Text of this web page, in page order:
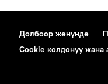
Долбоор жөнүндө
Cookie колдонуу жана